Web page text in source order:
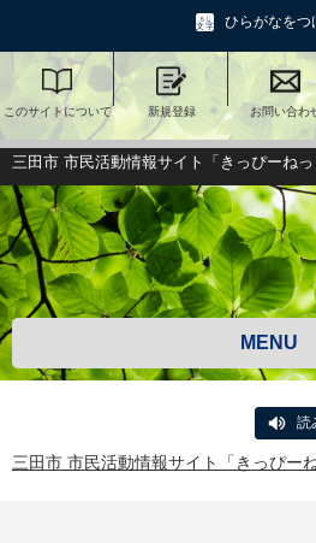
ひらがなをつ
このサイトについて 新規登録 お問い合わ
三田市 市民活動情報サイト「きっぴーねっ
MENU
読
三田市 市民活動情報サイト「きっぴーね